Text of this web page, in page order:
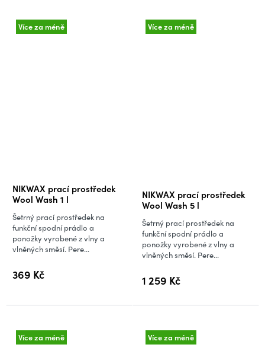
Více za méně
NIKWAX prací prostředek
Wool Wash 1 l
hodnocení
produktu
je
4,0
5
369 Kč
Šetrný prací prostředek na
funkční spodní prádlo a
ponožky vyrobené z vlny a
vlněných směsí. Pere...
Více za méně
NIKWAX prací prostředek
Wool Wash 5 l
1 259 Kč
Šetrný prací prostředek na
funkční spodní prádlo a
ponožky vyrobené z vlny a
vlněných směsí. Pere...
Více za méně Více za méně